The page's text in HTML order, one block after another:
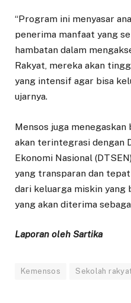
“Program ini menyasar
penerima manfaat yang
hambatan dalam
Rakyat, mereka akan
yang intensif agar bisa
ujarnya.
Mensos juga
akan terintegrasi dengan
Ekonomi Nasional
yang transparan dan
dari keluarga miskin yang
yang akan diterima
Laporan oleh Sartika
Kemensos Sekolah